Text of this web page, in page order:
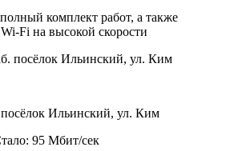
комплект работ, а также
Fi на высокой скорости
Ильинский, ул. Ким
95 Мбит/сек